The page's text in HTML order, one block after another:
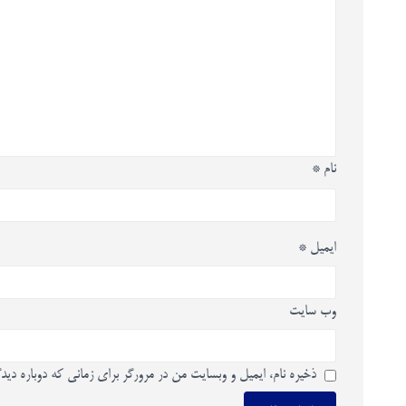
نام *
ایمیل *
وب‌ سایت
ذخیره نام، ایمیل و وبسایت من در مرورگر برای زمانی که دوباره